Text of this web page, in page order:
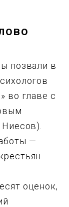
позвали в
во главе с
—
оценок,